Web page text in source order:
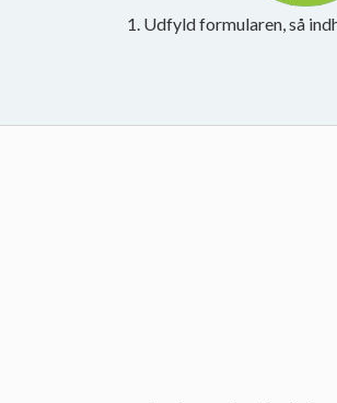
1. Udfyld formularen, så